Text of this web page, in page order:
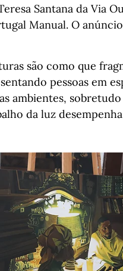
Santana da Via
Manual. O
são como que
pessoas em
ambientes,
da luz